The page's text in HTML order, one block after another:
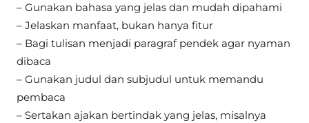
– Gunakan bahasa yang jelas dan mudah dipahami
– Jelaskan manfaat, bukan hanya fitur
– Bagi tulisan menjadi paragraf pendek agar nyaman
dibaca
– Gunakan judul dan subjudul untuk memandu
pembaca
– Sertakan ajakan bertindak yang jelas, misalnya